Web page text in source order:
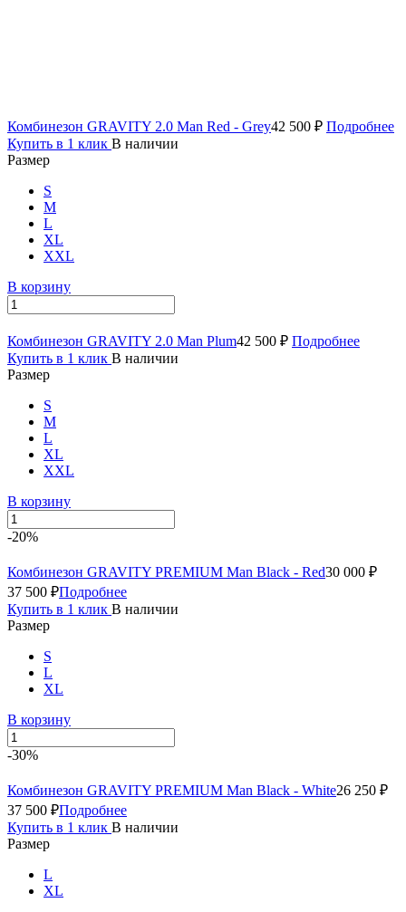
Комбинезон GRAVITY 2.0 Man Red - Grey42 500 ₽ Подробнее
Купить в 1 клик В наличии
Размер
S
M
L
XL
XXL
В корзину
Комбинезон GRAVITY 2.0 Man Plum42 500 ₽ Подробнее
Купить в 1 клик В наличии
Размер
S
M
L
XL
XXL
В корзину
-20%
Комбинезон GRAVITY PREMIUM Man Black - Red30 000 ₽
37 500 ₽Подробнее
Купить в 1 клик В наличии
Размер
S
L
XL
В корзину
-30%
Комбинезон GRAVITY PREMIUM Man Black - White26 250 ₽
37 500 ₽Подробнее
Купить в 1 клик В наличии
Размер
L
XL